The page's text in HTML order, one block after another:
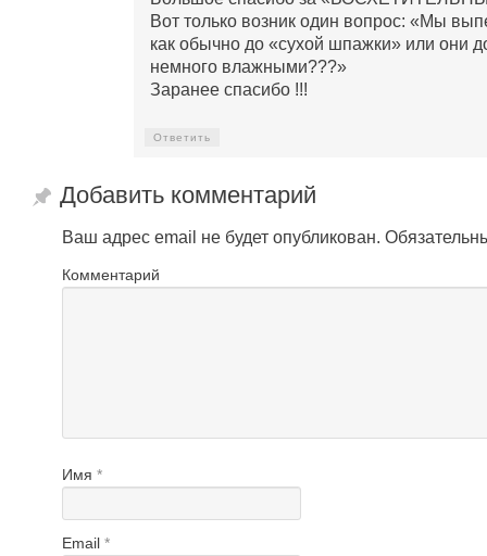
Вот только возник один вопрос: «Мы
как обычно до «сухой шпажки» или они
немного влажными???»
Заранее спасибо !!!
Ответить
Добавить комментарий
Ваш адрес email не будет опубликован.
Комментарий
Имя *
Email *